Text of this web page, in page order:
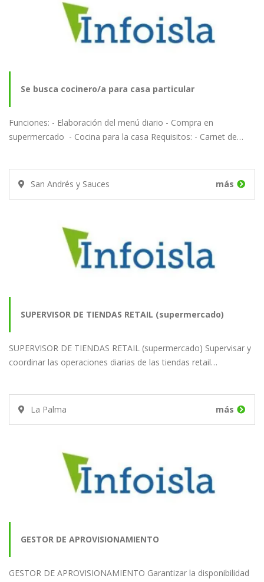
Se busca cocinero/a para casa particular
Funciones: - Elaboración del menú diario - Compra en
supermercado - Cocina para la casa Requisitos: - Carnet de…
San Andrés y Sauces más
SUPERVISOR DE TIENDAS RETAIL (supermercado)
SUPERVISOR DE TIENDAS RETAIL (supermercado) Supervisar y
coordinar las operaciones diarias de las tiendas retail…
La Palma más
GESTOR DE APROVISIONAMIENTO
GESTOR DE APROVISIONAMIENTO Garantizar la disponibilidad